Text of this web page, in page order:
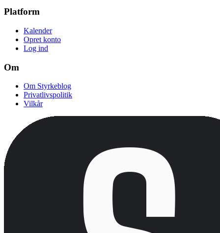
Platform
Kalender
Opret konto
Log ind
Om
Om Styrkeblog
Privatlivspolitik
Vilkår